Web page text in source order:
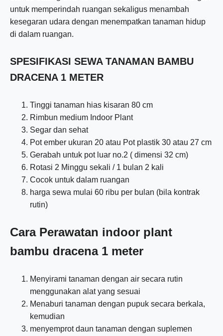
untuk memperindah ruangan sekaligus menambah
kesegaran udara dengan menempatkan tanaman hidup
di dalam ruangan.
SPESIFIKASI SEWA TANAMAN BAMBU
DRACENA 1 METER
Tinggi tanaman hias kisaran 80 cm
Rimbun medium Indoor Plant
Segar dan sehat
Pot ember ukuran 20 atau Pot plastik 30 atau 27 cm
Gerabah untuk pot luar no.2 ( dimensi 32 cm)
Rotasi 2 Minggu sekali / 1 bulan 2 kali
Cocok untuk dalam ruangan
harga sewa mulai 60 ribu per bulan (bila kontrak
rutin)
Cara Perawatan indoor plant
bambu dracena 1 meter
Menyirami tanaman dengan air secara rutin
menggunakan alat yang sesuai
Menaburi tanaman dengan pupuk secara berkala,
kemudian
menyemprot daun tanaman dengan suplemen